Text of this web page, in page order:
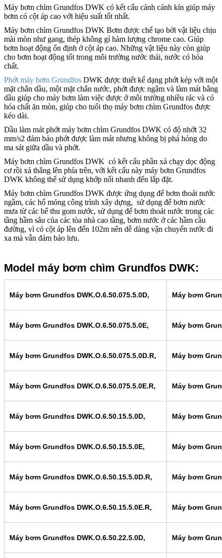
Máy bơm chìm Grundfos DWK có kết cấu cánh cánh kín giúp máy
bơm có cột áp cao với hiệu suất tốt nhất.
Máy bơm chìm Grundfos DWK Bơm được chế tạo bởi vật liệu chịu
mài mòn như gang, thép không gỉ hàm lượng chrome cao. Giúp
bơm hoạt động ổn định ở cột áp cao. Những vật liệu này còn giúp
cho bơm hoạt động tốt trong môi trường nước thải, nước có hóa
chất.
Phớt máy bơm Grundfos DWK được thiết kế dạng phớt kép với một
mặt chắn dầu, một mặt chắn nước, phớt được ngâm và làm mát bằng
dầu giúp cho máy bơm làm việc được ở môi trường nhiều rác và có
hóa chất ăn mòn, giúp cho tuổi thọ máy bơm chìm Grundfos được
kéo dài.
Dầu làm mát phớt máy bơm chìm Grundfos DWK có độ nhớt 32
mm/s2 đảm bảo phớt được làm mát nhưng không bị phá hỏng do
ma sát giữa dầu và phớt.
Máy bơm chìm Grundfos DWK có kết cấu phần xả chạy dọc động
cơ rồi xả thẳng lên phía trên, với kết cấu này máy bơm Grundfos
DWK không thể sử dụng khớp nối nhanh đển lắp đặt.
Máy bơm chìm Grundfos DWK được ứng dụng để bơm thoát nước
ngầm, các hố móng công trình xây dựng, sử dụng để bơm nước
mưa từ các bể thu gom nước, sử dụng để bơm thoát nước trong các
tầng hầm sâu của các tòa nhà cao tầng, bơm nước ở các hầm cầu
đường, vì có cột áp lên đến 102m nên dễ dàng vận chuyển nước đi
xa mà vẫn đảm bảo lưu.
Model máy bơm chìm Grundfos DWK:
Máy bơm Grundfos DWK.O.6.50.075.5.0D, Máy bơm
Máy bơm Grundfos DWK.O.6.50.075.5.0E, Máy bơm
Máy bơm Grundfos DWK.O.6.50.075.5.0D.R, Máy bơm
Máy bơm Grundfos DWK.O.6.50.075.5.0E.R, Máy bơm
Máy bơm Grundfos DWK.O.6.50.15.5.0D, Máy bơm
Máy bơm Grundfos DWK.O.6.50.15.5.0E, Máy bơm
Máy bơm Grundfos DWK.O.6.50.15.5.0D.R, Máy bơm
Máy bơm Grundfos DWK.O.6.50.15.5.0E.R, Máy bơm
Máy bơm Grundfos DWK.O.6.50.22.5.0D, Máy bơm